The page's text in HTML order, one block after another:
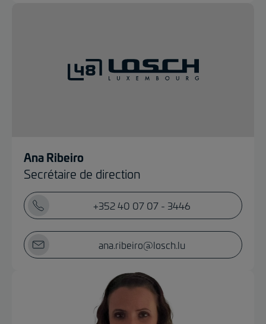
Ana Ribeiro
Secrétaire de direction
+352 40 07 07 - 3446
ana.ribeiro@losch.lu